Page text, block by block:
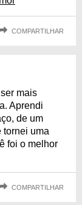
COMPARTILHAR
mais
Aprendi
de um
tornei uma
foi o melhor
COMPARTILHAR